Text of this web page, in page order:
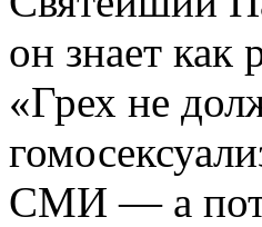
он знает как
«Грех не
СМИ — а